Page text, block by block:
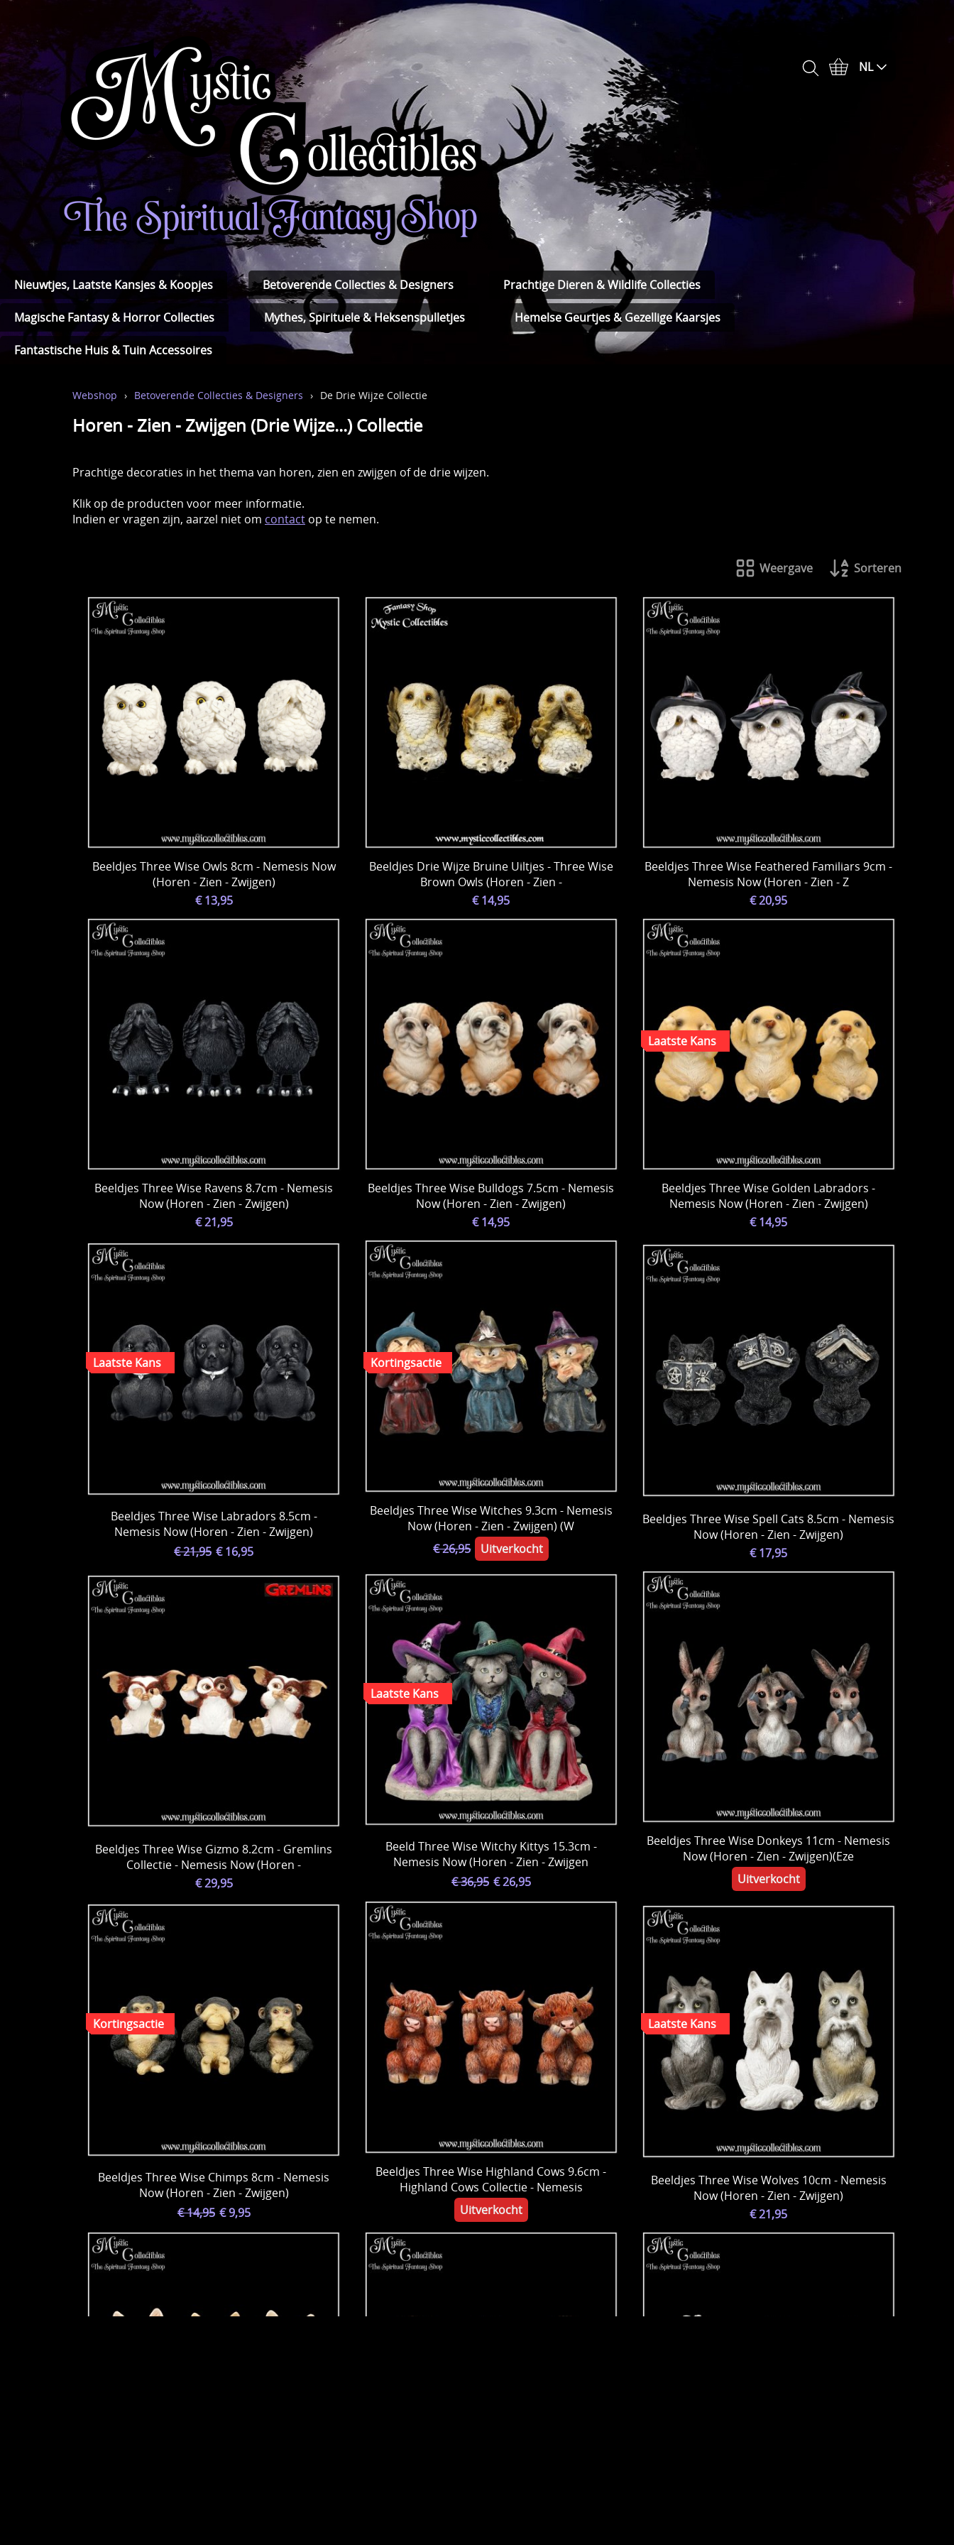
NL
Nieuwtjes, Laatste Kansjes & Koopjes Betoverende Collecties & Designers Prachtige Dieren & Wildlife Collecties
Magische Fantasy & Horror Collecties Mythes, Spirituele & Heksenspulletjes Hemelse Geurtjes & Gezellige Kaarsjes
Fantastische Huis & Tuin Accessoires
Webshop › Betoverende Collecties & Designers › De Drie Wijze Collectie
Horen - Zien - Zwijgen (Drie Wijze...) Collectie
Prachtige decoraties in het thema van horen, zien en zwijgen of de drie wijzen.
Klik op de producten voor meer informatie.
Indien er vragen zijn, aarzel niet om contact op te nemen.
Weergave Sorteren
Beeldjes Three Wise Owls 8cm - Nemesis Now
(Horen - Zien - Zwijgen)
€ 13,95
Beeldjes Drie Wijze Bruine Uiltjes - Three Wise
Brown Owls (Horen - Zien -
€ 14,95
Beeldjes Three Wise Feathered Familiars 9cm -
Nemesis Now (Horen - Zien - Z
€ 20,95
Beeldjes Three Wise Ravens 8.7cm - Nemesis
Now (Horen - Zien - Zwijgen)
€ 21,95
Beeldjes Three Wise Bulldogs 7.5cm - Nemesis
Now (Horen - Zien - Zwijgen)
€ 14,95
Beeldjes Three Wise Golden Labradors -
Nemesis Now (Horen - Zien - Zwijgen)
€ 14,95
Beeldjes Three Wise Labradors 8.5cm -
Nemesis Now (Horen - Zien - Zwijgen)
€ 21,95 € 16,95
Beeldjes Three Wise Witches 9.3cm - Nemesis
Now (Horen - Zien - Zwijgen) (W
€ 26,95
Uitverkocht
Beeldjes Three Wise Spell Cats 8.5cm - Nemesis
Now (Horen - Zien - Zwijgen)
€ 17,95
Beeldjes Three Wise Gizmo 8.2cm - Gremlins
Collectie - Nemesis Now (Horen -
€ 29,95
Beeld Three Wise Witchy Kittys 15.3cm -
Nemesis Now (Horen - Zien - Zwijgen
€ 36,95 € 26,95
Beeldjes Three Wise Donkeys 11cm - Nemesis
Now (Horen - Zien - Zwijgen)(Eze
Uitverkocht
Beeldjes Three Wise Chimps 8cm - Nemesis
Now (Horen - Zien - Zwijgen)
€ 14,95 € 9,95
Beeldjes Three Wise Highland Cows 9.6cm -
Highland Cows Collectie - Nemesis
Uitverkocht
Beeldjes Three Wise Wolves 10cm - Nemesis
Now (Horen - Zien - Zwijgen)
€ 21,95